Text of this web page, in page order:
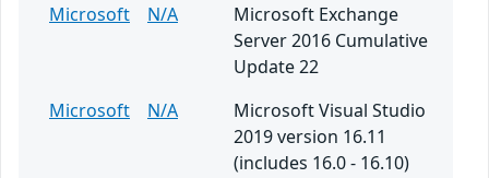
Microsoft
N/A
Microsoft Exchange
Server 2016 Cumulative
Update 22
Microsoft
N/A
Microsoft Visual Studio
2019 version 16.11
(includes 16.0 - 16.10)